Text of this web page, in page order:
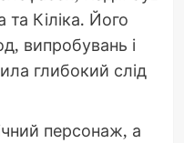
Кіліка. Його
випробувань і
глибокий слід
персонаж, а